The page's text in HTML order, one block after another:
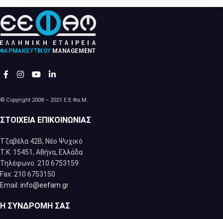
© Copyright 2008 – 2021 Ε.Ε.Φα.Μ.
ΣΤΟΙΧΕΊΑ ΕΠΙΚΟΙΝΩΝΊΑΣ
Τζαβέλα 42Β, Νέο Ψυχικό
Τ.Κ. 15451, Αθήνα, Eλλάδα
Τηλέφωνο: 210 6753159
Fax: 210 6753150
Email: info@eefam.gr
Η ΣΥΝΔΡΟΜΉ ΣΑΣ